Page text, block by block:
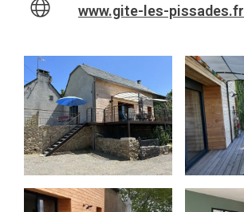
www.gite-les-pissades.fr